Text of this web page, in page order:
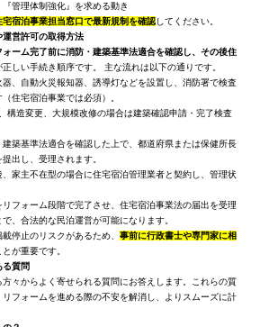
管理体制強化』を求める動き
宿泊事業担当窓口で最新規制を確認してください。
運営許可の取得方法
ォーム完了前に消防・建築基準法適合を確認し、その後住
正しい手続き順序です。 主な流れは以下の通りです。
器、自動火災報知器、誘導灯などを設置し、消防署で検査
住宅宿泊事業では必須）。
、構造変更、大規模改修の場合は建築確認申請・完了検査
建築基準法適合を確認した上で、都道府県または保健所長
出し、受理されます。
、家主不在型の場合に住宅宿泊管理業者と契約し、管理状
フォーム段階で完了させ、住宅宿泊事業法の届出を受理
、合法的な民泊運営が可能になります。
停止のリスクがあるため、事前に行政書士や専門家に相
が重要です。
る質問
々からよく寄せられる質問にお答えします。これらの質
フォームを進める際の不安を解消し、よりスムーズに計